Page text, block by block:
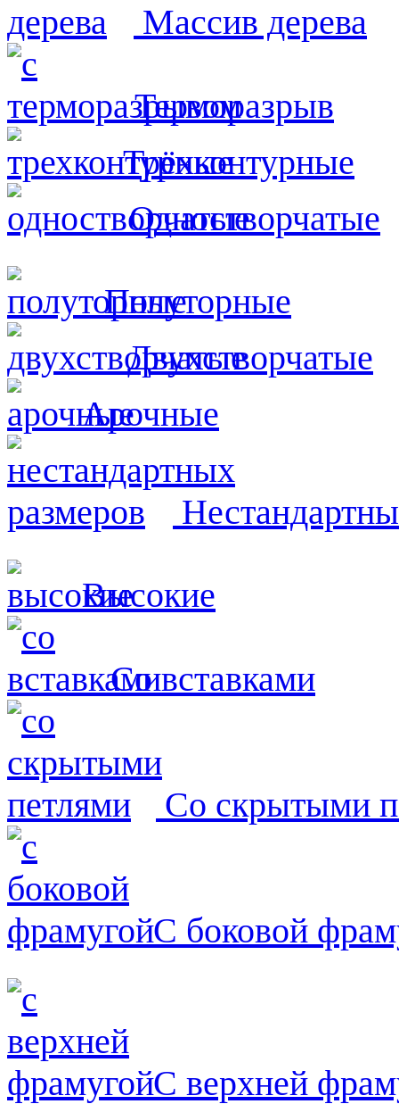
Массив дерева
Терморазрыв
Трёхконтурные
Одностворчатые
Полуторные
Двухстворчатые
Арочные
Высокие
Со вставками
Со скрытыми
С боковой
С верхней